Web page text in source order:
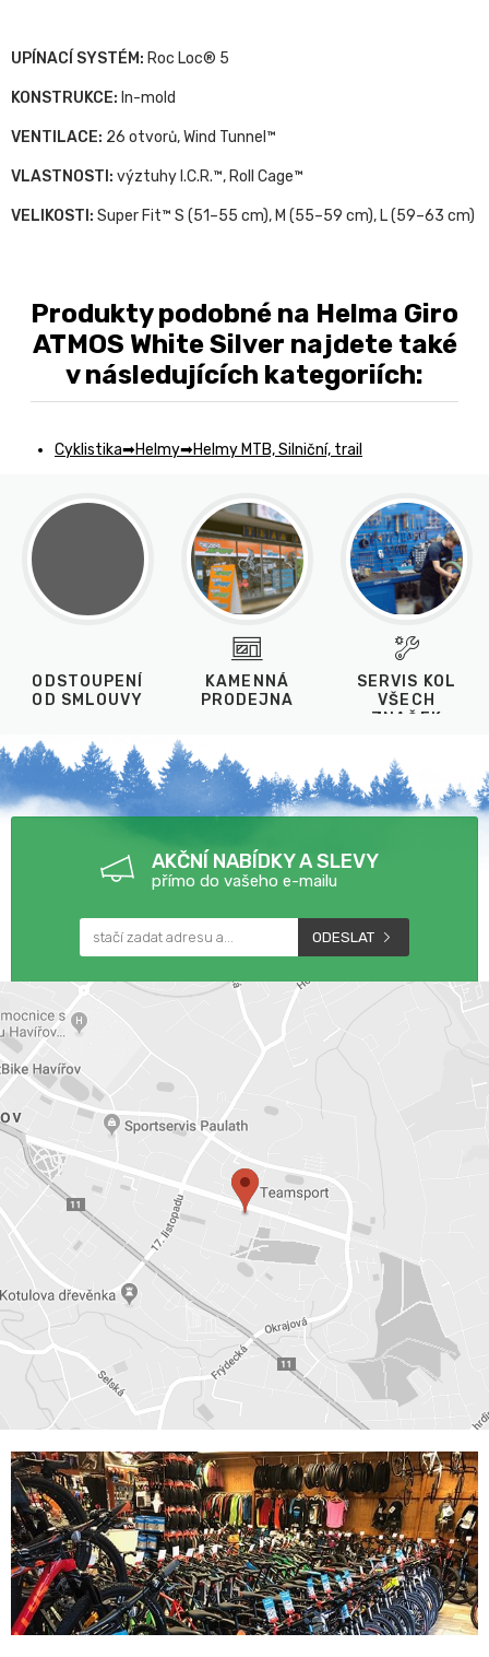
UPÍNACÍ SYSTÉM: Roc Loc® 5
KONSTRUKCE: In-mold
VENTILACE: 26 otvorů, Wind Tunnel™
VLASTNOSTI: výztuhy I.C.R.™, Roll Cage™
VELIKOSTI: Super Fit™ S (51–55 cm), M (55–59 cm), L (59–63 cm)
Produkty podobné na Helma Giro
ATMOS White Silver najdete také
v následujících kategoriích:
Cyklistika Helmy Helmy MTB, Silniční, trail
ODSTOUPENÍ
OD SMLOUVY
KAMENNÁ
PRODEJNA
SERVIS KOL
VŠECH
ZNAČEK
AKČNÍ NABÍDKY A SLEVY
přímo do vašeho e-mailu
ODESLAT